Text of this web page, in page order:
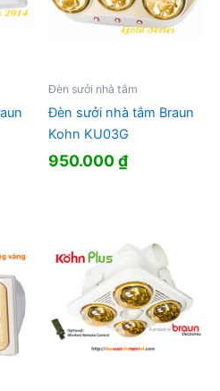
Đèn sưởi nhà tắm
Đèn sưởi nhà tắm Braun
Kohn KU03G
950.000₫